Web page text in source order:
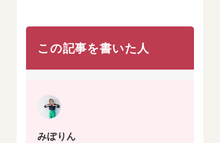
この記事を書いた人
みぽりん